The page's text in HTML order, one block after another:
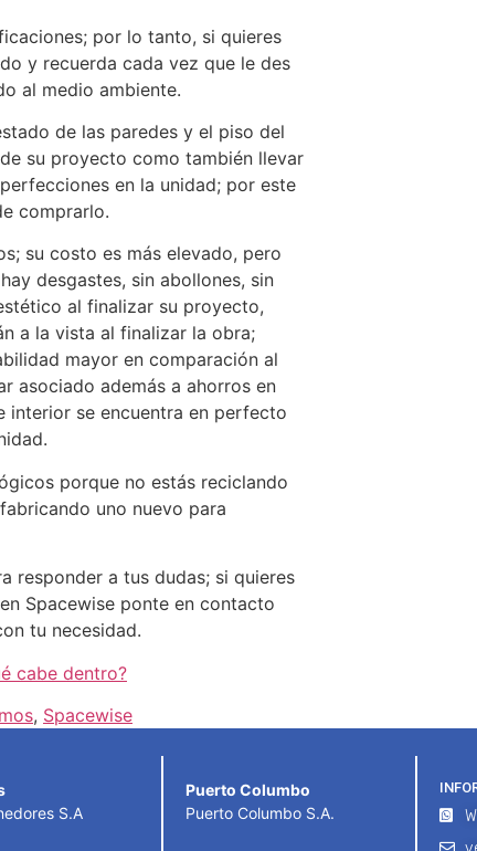
por lo tanto, si quieres
y recuerda cada vez que le des
al medio ambiente.
de las paredes y el piso del
su proyecto como también llevar
en la unidad; por este
comprarlo.
su costo es más elevado, pero
desgastes, sin abollones, sin
al finalizar su proyecto,
a la vista al finalizar la obra;
mayor en comparación al
asociado además a ahorros en
interior se encuentra en perfecto
porque no estás reciclando
uno nuevo para
responder a tus dudas; si quieres
Spacewise ponte en contacto
tu necesidad.
cabe dentro?
, Spacewise
S.A
Puerto Columbo
Puerto Columbo S.A.